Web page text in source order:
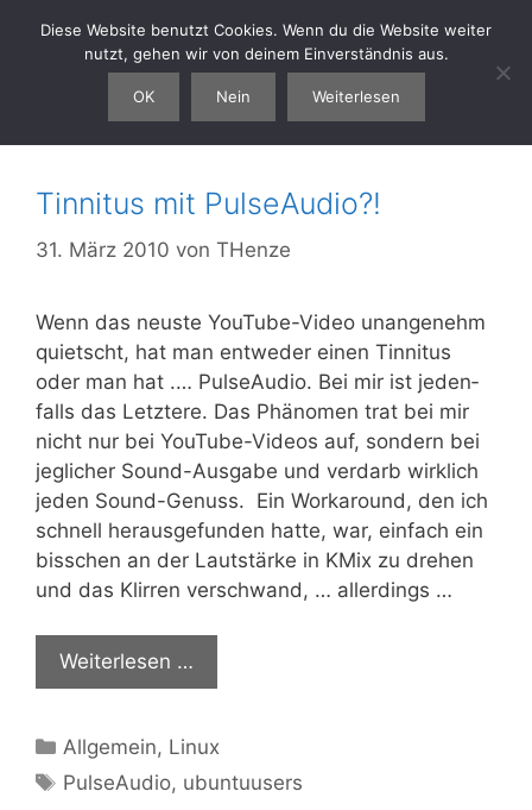
Inhaltthenze.eu Menü
PulseAudio
Tinnitus mit PulseAudio?!
31. März 2010 von THenze
Wenn das neus­te You­­Tu­be-Video unan­ge­nehm
quietscht, hat man ent­we­der einen Tin­ni­tus
oder man hat .… Pul­seAu­dio. Bei mir ist jeden­
falls das Letz­te­re. Das Phä­no­men trat bei mir
nicht nur bei You­­Tu­be-Vide­os auf, son­dern bei
jeg­li­cher Sound-Aus­­­ga­­be und ver­darb wirk­lich
jeden Sound-Genuss. Ein Work­around, den ich
schnell her­aus­ge­fun­den hat­te, war, ein­fach ein
biss­chen an der Laut­stär­ke in KMix zu dre­hen
und das Klir­ren ver­schwand, … allerdings …
Wei­ter­le­sen …
Kategorien
Allgemein, Linux
Schlagwörter
PulseAudio, ubuntuusers
Diese Website benutzt Cookies. Wenn du die Website weiter
nutzt, gehen wir von deinem Einverständnis aus.
OK Nein Weiterlesen